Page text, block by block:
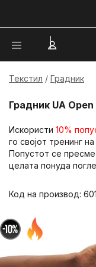
Текстил Градник
Градник UA
Искористи 10%
го својот тренинг
Попустот се
целата понуда
Код на производ: